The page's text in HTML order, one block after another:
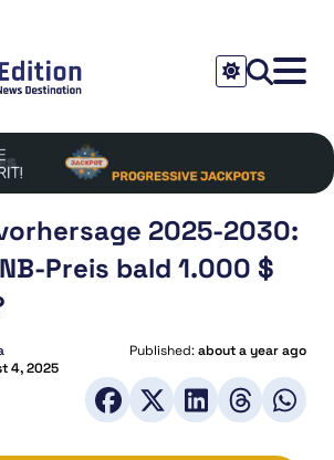
2025-2030:
Preis bald 1.000 $
Published:about a year ago
4, 2025